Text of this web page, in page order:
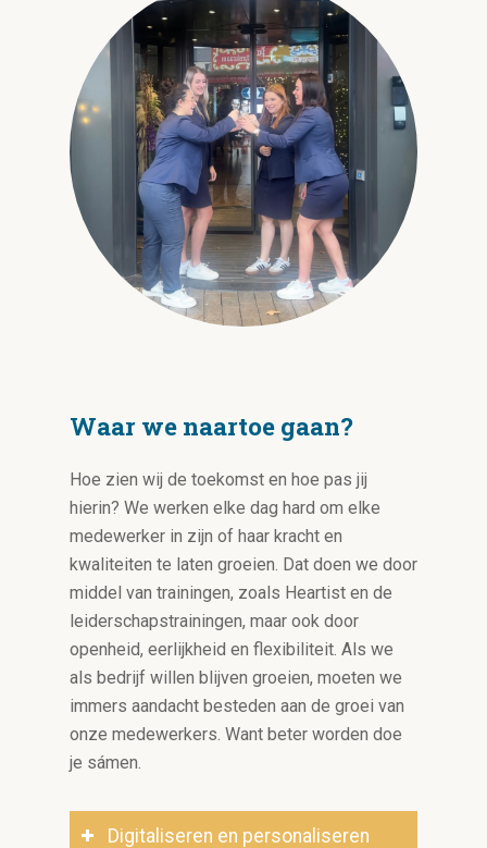
Waar we naartoe gaan?
Hoe zien wij de toekomst en hoe pas jij
hierin? We werken elke dag hard om elke
medewerker in zijn of haar kracht en
kwaliteiten te laten groeien. Dat doen we door
middel van trainingen, zoals Heartist en de
leiderschapstrainingen, maar ook door
openheid, eerlijkheid en flexibiliteit. Als we
als bedrijf willen blijven groeien, moeten we
immers aandacht besteden aan de groei van
onze medewerkers. Want beter worden doe
je sámen.
Digitaliseren en personaliseren